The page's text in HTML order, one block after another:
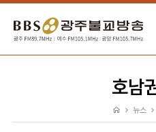
호남
뉴스